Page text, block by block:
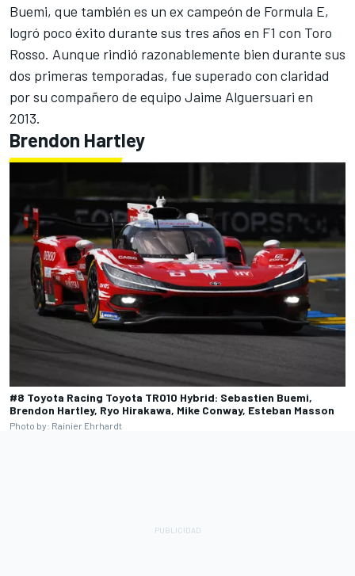
Buemi, que también es un ex campeón de Formula E,
logró poco éxito durante sus tres años en F1 con Toro
Rosso. Aunque rindió razonablemente bien durante sus
dos primeras temporadas, fue superado con claridad
por su compañero de equipo Jaime Alguersuari en
2013.
Brendon Hartley
#8 Toyota Racing Toyota TR010 Hybrid: Sebastien Buemi,
Brendon Hartley, Ryo Hirakawa, Mike Conway, Esteban Masson
Photo by: Rainier Ehrhardt